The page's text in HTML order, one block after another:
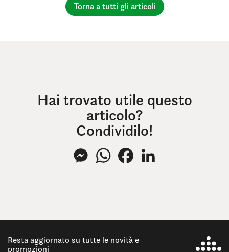
Torna a tutti gli articoli
Hai trovato utile questo
articolo?
Condividilo!
MessengerWhatsAppFacebook
Resta aggiornato su tutte le novità e
promozioni